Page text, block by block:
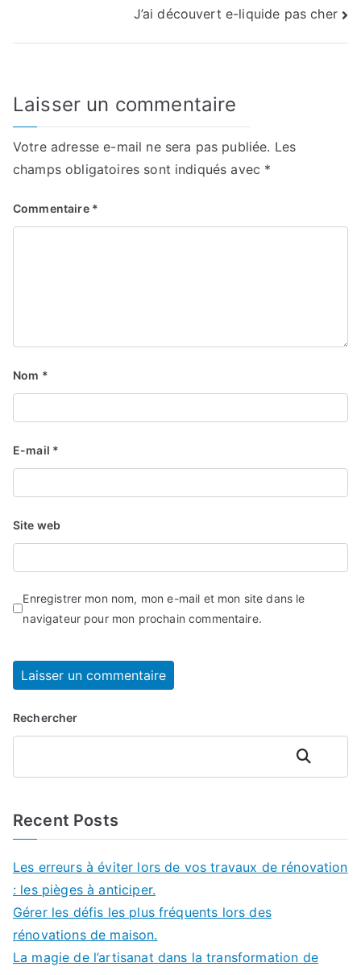
l’article
J’ai découvert e-liquide pas cher
Laisser un commentaire
Votre adresse e-mail ne sera pas publiée. Les
champs obligatoires sont indiqués avec *
Commentaire *
Nom *
E-mail *
Site web
Enregistrer mon nom, mon e-mail et mon site dans le
navigateur pour mon prochain commentaire.
Rechercher
Rechercher
Recent Posts
Les erreurs à éviter lors de vos travaux de rénovation
: les pièges à anticiper.
Gérer les défis les plus fréquents lors des
rénovations de maison.
La magie de l’artisanat dans la transformation de